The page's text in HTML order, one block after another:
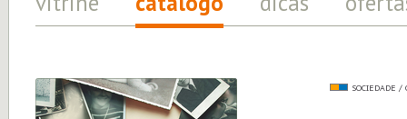
SOCIEDADE /